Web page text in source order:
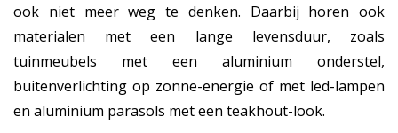
ook niet meer weg te denken. Daarbij horen ook
materialen met een lange levensduur, zoals
tuinmeubels met een aluminium onderstel,
buitenverlichting op zonne-energie of met led-lampen
en aluminium parasols met een teakhout-look.